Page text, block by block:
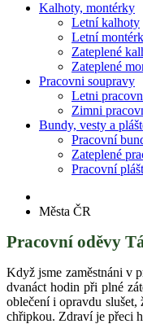
Kalhoty, montérky
Letní kalhoty
Letní
Zateplené
Zateplené
Pracovni soupravy
Letni
Zimni
Bundy, vesty a
Pracovní
Zateplené
Pracovní
Města ČR
Pracovní oděvy
Když jsme zaměstnáni v
dvanáct hodin při plné
oblečení i opravdu slušet,
chřipkou. Zdraví je přeci